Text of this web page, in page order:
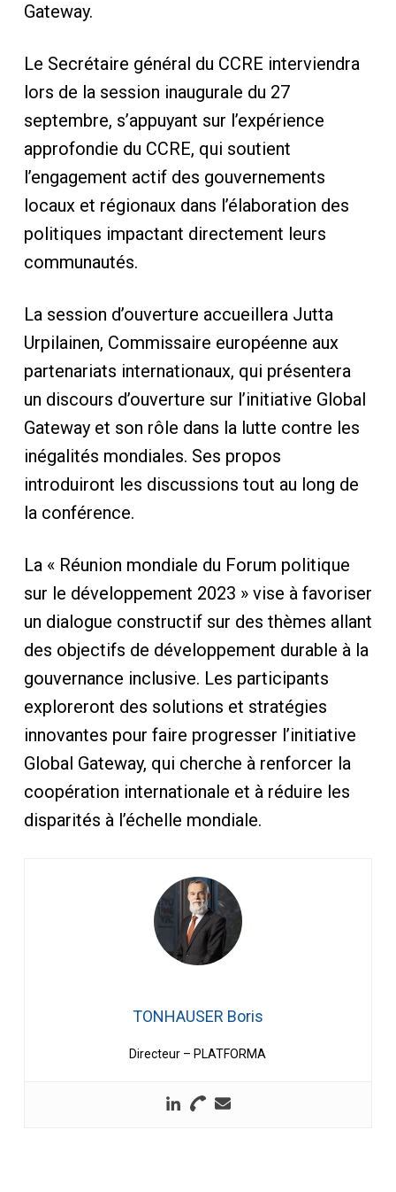
Gateway.
Le Secrétaire général du CCRE interviendra
lors de la session inaugurale du 27
septembre, s’appuyant sur l’expérience
approfondie du CCRE, qui soutient
l’engagement actif des gouvernements
locaux et régionaux dans l’élaboration des
politiques impactant directement leurs
communautés.
La session d’ouverture accueillera Jutta
Urpilainen, Commissaire européenne aux
partenariats internationaux, qui présentera
un discours d’ouverture sur l’initiative Global
Gateway et son rôle dans la lutte contre les
inégalités mondiales. Ses propos
introduiront les discussions tout au long de
la conférence.
La « Réunion mondiale du Forum politique
sur le développement 2023 » vise à favoriser
un dialogue constructif sur des thèmes allant
des objectifs de développement durable à la
gouvernance inclusive. Les participants
exploreront des solutions et stratégies
innovantes pour faire progresser l’initiative
Global Gateway, qui cherche à renforcer la
coopération internationale et à réduire les
disparités à l’échelle mondiale.
TONHAUSER Boris
Directeur – PLATFORMA